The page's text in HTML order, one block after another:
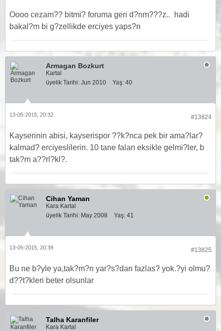
Oooo cezam?? bitmi? foruma geri d?nm???z..
hadi
bakal?m bi g?zellikde erciyes yaps?n
Armagan Bozkurt
Kartal
üyelik Tarihi: Jun 2010 Yaş: 40
#13824
13-05-2015, 20:32
Kayserinin abisi, kayserispor ??k?nca pek bir ama?lar?
kalmad? erciyeslilerin. 10 tane falan eksikle gelmi?ler, b
tak?m a??rl?kl?.
Cihan Yaman
Kara Kartal
üyelik Tarihi: May 2008 Yaş: 41
#13825
13-05-2015, 20:39
Bu ne b?yle ya,tak?m?n yar?s?dan fazlas? yok.?yi olmu?
d??t?kleri beter olsunlar
Talha Karanfiler
Kara Kartal